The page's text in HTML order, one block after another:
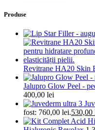
Produse
Revitrane HA20 Skin
Jalupro Glow Peel -
400,00 lei
fost: 760,00 lei.530,00